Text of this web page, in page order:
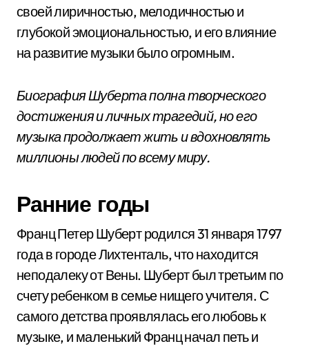
своей лиричностью, мелодичностью и
глубокой эмоциональностью, и его влияние
на развитие музыки было огромным.
Биография Шуберта полна творческого
достижения и личных трагедий, но его
музыка продолжает жить и вдохновлять
миллионы людей по всему миру.
Ранние годы
Франц Петер Шуберт родился 31 января 1797
года в городе Лихтенталь, что находится
неподалеку от Вены. Шуберт был третьим по
счету ребенком в семье нищего учителя. С
самого детства проявлялась его любовь к
музыке, и маленький Франц начал петь и